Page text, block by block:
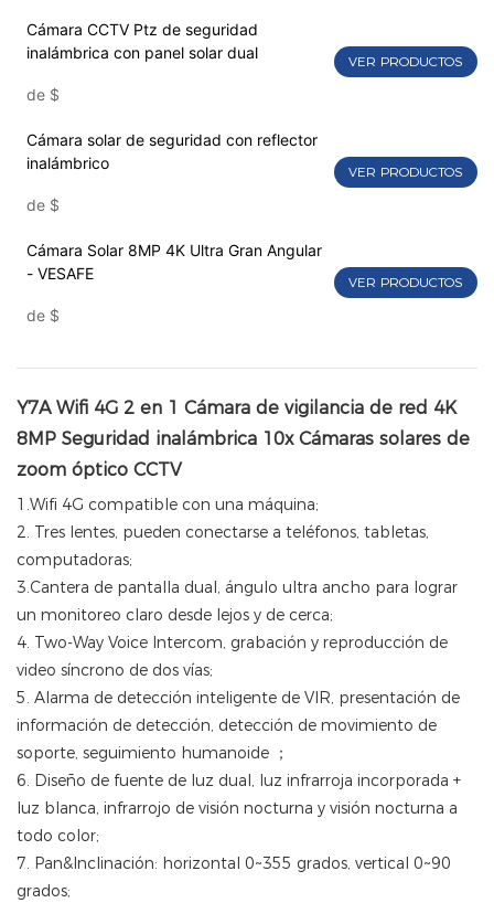
Cámara CCTV Ptz de seguridad
inalámbrica con panel solar dual
de $
VER PRODUCTOS
Cámara solar de seguridad con reflector
inalámbrico
de $
VER PRODUCTOS
Cámara Solar 8MP 4K Ultra Gran Angular
- VESAFE
de $
VER PRODUCTOS
Y7A Wifi 4G 2 en 1 Cámara de vigilancia de red 4K
8MP Seguridad inalámbrica 10x Cámaras solares de
zoom óptico CCTV
1.Wifi 4G compatible con una máquina;
2. Tres lentes, pueden conectarse a teléfonos, tabletas,
computadoras;
3.Cantera de pantalla dual, ángulo ultra ancho para lograr
un monitoreo claro desde lejos y de cerca;
4. Two-Way Voice Intercom, grabación y reproducción de
video síncrono de dos vías;
5. Alarma de detección inteligente de VIR, presentación de
información de detección, detección de movimiento de
soporte, seguimiento humanoide ；
6. Diseño de fuente de luz dual, luz infrarroja incorporada +
luz blanca, infrarrojo de visión nocturna y visión nocturna a
todo color;
7. Pan&Inclinación: horizontal 0~355 grados, vertical 0~90
grados;